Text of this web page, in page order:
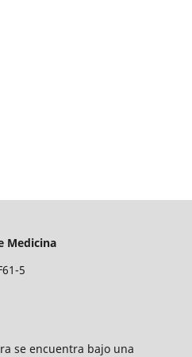
Medicina
5
se encuentra bajo una